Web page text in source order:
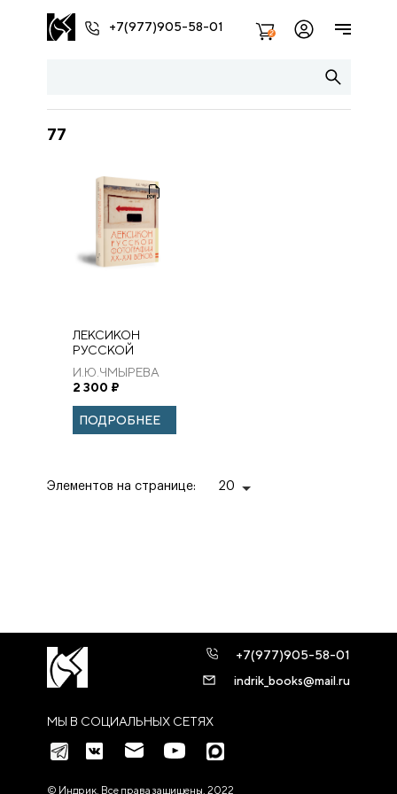
+7(977)905-58-01 2
77
ЛЕКСИКОН
РУССКОЙ
ФОТОГРАФИИ
ХХ-XXI ВЕКОВ
И.Ю.ЧМЫРЕВА
2 300 ₽
ПОДРОБНЕЕ
Элементов на странице: 20
МЫ В СОЦИАЛЬНЫХ СЕТЯХ
+7(977)905-58-01
indrik_books@mail.ru
© Индрик. Все права защищены, 2022